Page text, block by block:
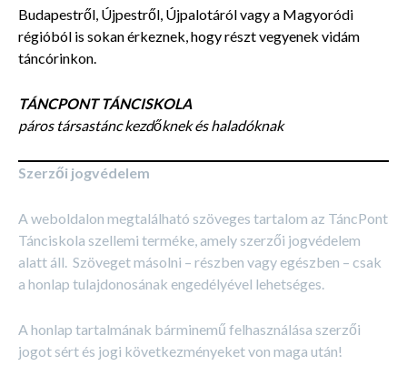
Budapestről, Újpestről, Újpalotáról vagy a Magyoródi
régióból is sokan érkeznek, hogy részt vegyenek vidám
táncórinkon.
TÁNCPONT TÁNCISKOLA
páros társastánc kezdőknek és haladóknak
Szerzői jogvédelem
A weboldalon megtalálható szöveges tartalom az TáncPont
Tánciskola szellemi terméke, amely szerzői jogvédelem
alatt áll. Szöveget másolni – részben vagy egészben – csak
a honlap tulajdonosának engedélyével lehetséges.
A honlap tartalmának bárminemű felhasználása szerzői
jogot sért és jogi következményeket von maga után!